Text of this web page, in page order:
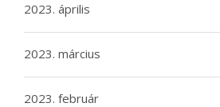
2023. április
2023. március
2023. február